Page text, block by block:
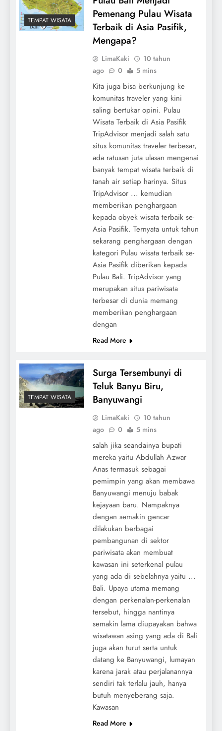
TEMPAT WISATA
Pemenang Pulau Wisata
Terbaik di Asia Pasifik,
Mengapa?
LimaKaki
10 tahun
ago
0 5 mins
Kita juga bisa berkunjung ke
komunitas traveler yang kini
saling bertukar opini. Pulau
Wisata Terbaik di Asia Pasifik
TripAdvisor menjadi salah satu
situs komunitas traveler terbesar,
ada ratusan juta ulasan mengenai
banyak tempat wisata terbaik di
tanah air setiap harinya. Situs
TripAdvisor ... kemudian
memberikan penghargaan
kepada obyek wisata terbaik se-
Asia Pasifik. Ternyata untuk tahun
sekarang penghargaan dengan
kategori Pulau wisata terbaik se-
Asia Pasifik diberikan kepada
Pulau Bali. TripAdvisor yang
merupakan situs pariwisata
terbesar di dunia memang
memberikan penghargaan
dengan
Read More
TEMPAT WISATA
Surga Tersembunyi di
Teluk Banyu Biru,
Banyuwangi
LimaKaki
10 tahun
ago
0 5 mins
salah jika seandainya bupati
mereka yaitu Abdullah Azwar
Anas termasuk sebagai
pemimpin yang akan membawa
Banyuwangi menuju babak
kejayaan baru. Nampaknya
dengan semakin gencar
dilakukan berbagai
pembangunan di sektor
pariwisata akan membuat
kawasan ini seterkenal pulau
yang ada di sebelahnya yaitu ...
Bali. Upaya utama memang
dengan perkenalan-perkenalan
tersebut, hingga nantinya
semakin lama diupayakan bahwa
wisatawan asing yang ada di Bali
juga akan turut serta untuk
datang ke Banyuwangi, lumayan
karena jarak atau perjalanannya
sendiri tak terlalu jauh, hanya
butuh menyeberang saja.
Kawasan
Read More